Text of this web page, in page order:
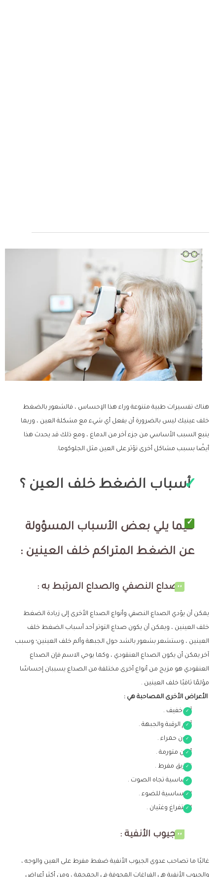
هناك تفسيرات طبية متنوعة وراء هذا الإحساس ، فالشعور بالضغط
خلف عينيك ليس بالضرورة أن يفعل أي شيء مع مشكلة العين ، وربما
ينبع السبب الأساسي من جزء آخر من الدماغ ، ومع ذلك قد يحدث هذا
أيضًا بسبب مشاكل أخرى تؤثر على العين مثل الجلوكوما.
أسباب الضغط خلف العين ؟
فيما يلي بعض الأسباب المسؤولة
عن الضغط المتراكم خلف العينين :
الصداع النصفي والصداع المرتبط به :
يمكن أن يؤدي الصداع النصفي وأنواع الصداع الأخرى إلى زيادة الضغط
خلف العينين ، ويمكن أن يكون صداع التوتر أحد أسباب الضغط خلف
العينين ، وستشعر بشعور بالشد حول الجبهة وألم خلف العينين؛ وسبب
آخر يمكن أن يكون الصداع العنقودي ، وكما يوحي الاسم فإن الصداع
العنقودي هو مزيج من أنواع أخرى مختلفة من الصداع يسببان إحساسًا
مؤلمًا ثاقبًا خلف العينين .
الأعراض الأخرى المصاحبة هي :
آلم خفيف .
آلام الرقبة والجبهة .
عيون حمراء .
أعين متورمة .
تمزيق مفرط .
حساسية تجاه الصوت .
الحساسية للضوء .
استفراغ وغثيان .
الجيوب الأنفية :
غالبًا ما تصاحب عدوى الجيوب الأنفية ضغط مفرط على العين والوجه ،
والجيوب الأنفية هي الفراغات المجوفة في الجمجمة ، ومن أكثر أعراض